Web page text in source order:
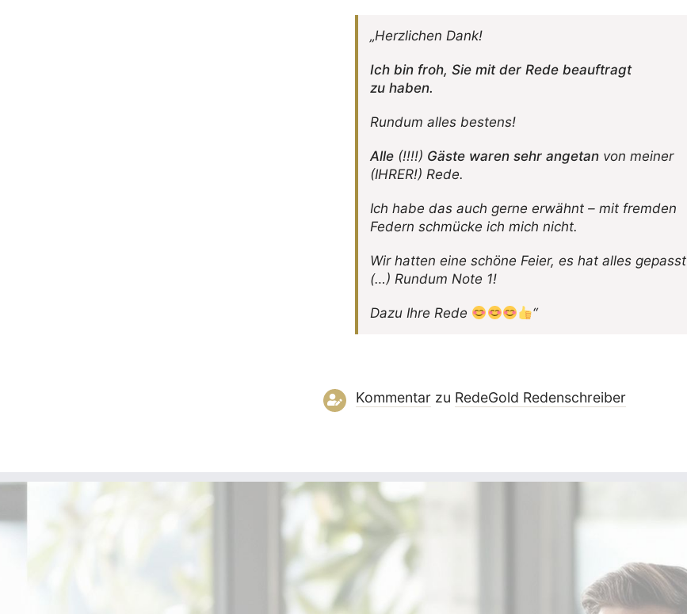
„Herz­li­chen Dank!
Ich bin froh, Sie mit der Rede beauf­tragt
zu haben.
Rundum alles bestens!
Alle(!!!!) Gäste waren sehr angetanvon meiner
(IHRER!) Rede.
Ich habe das auch gerne erwähnt – mit fremden
Federn schmücke ich mich nicht.
Wir hatten eine schöne Feier, es hat alles gepasst
(…) Rundum Note 1!
Dazu Ihre Rede “
Kommentarzu RedeGold Reden­schreiber